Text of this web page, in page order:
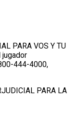
PARA VOS Y TU
jugador
444-4000,
PARA LA